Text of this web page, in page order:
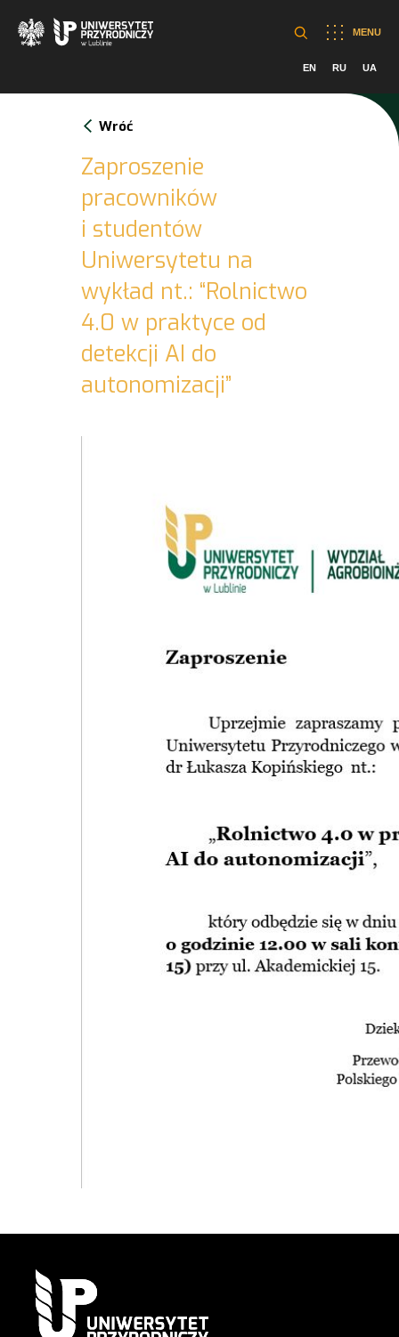
MENU
EN RU UA
Wróć
Zaproszenie
pracowników
i studentów
Uniwersytetu na
wykład nt.: “Rolnictwo
4.0 w praktyce od
detekcji AI do
autonomizacji”